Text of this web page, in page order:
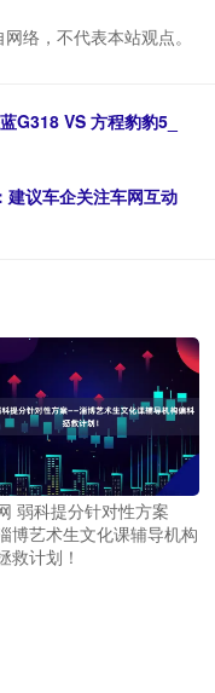
络，不代表本站观点。
G318 VS 方程豹豹5_
建议车企关注车网互动
弱科提分针对性方案
艺术生文化课辅导机构
救计划！